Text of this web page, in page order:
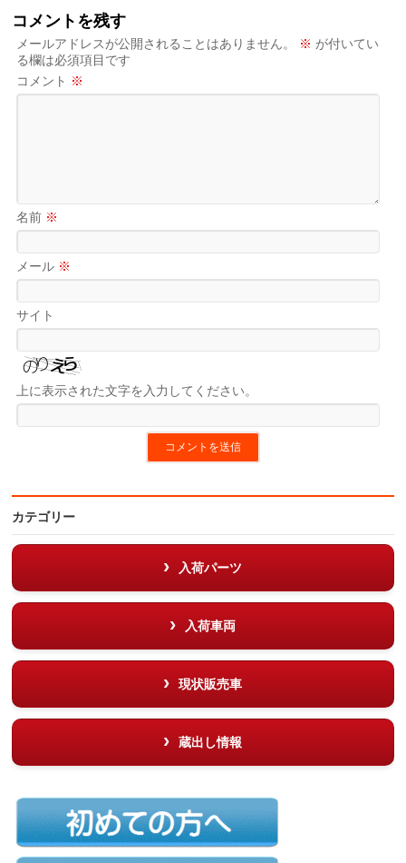
コメントを残す
メールアドレスが公開されることはありません。 ※ が付いてい
る欄は必須項目です
コメント ※
名前 ※
メール ※
サイト
上に表示された文字を入力してください。
カテゴリー
入荷パーツ
入荷車両
現状販売車
蔵出し情報